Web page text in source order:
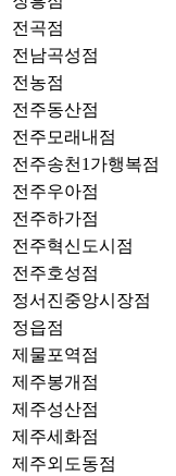
전곡점
전남곡성점
전농점
전주동산점
전주모래내점
전주송천1가행복점
전주우아점
전주하가점
전주혁신도시점
전주호성점
정서진중앙시장점
정읍점
제물포역점
제주봉개점
제주성산점
제주세화점
제주외도동점